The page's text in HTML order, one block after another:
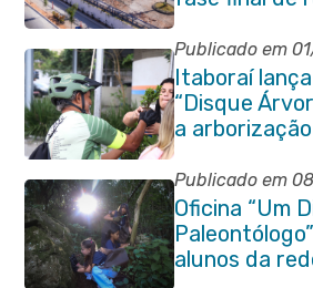
Centro de
Publicado em
Itaboraí
“Disque
a
município
Publicado em
Oficina “Um
alunos da